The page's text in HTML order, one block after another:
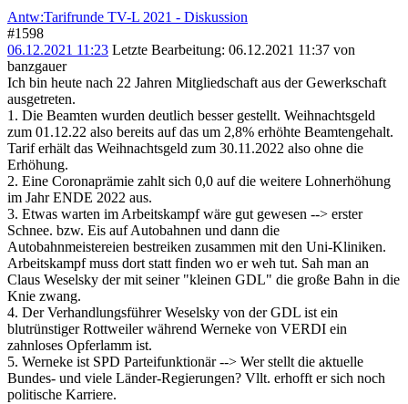
Antw:Tarifrunde TV-L 2021 - Diskussion
#1598
06.12.2021 11:23 Letzte Bearbeitung: 06.12.2021 11:37 von
banzgauer
Ich bin heute nach 22 Jahren Mitgliedschaft aus der Gewerkschaft
ausgetreten.
1. Die Beamten wurden deutlich besser gestellt. Weihnachtsgeld
zum 01.12.22 also bereits auf das um 2,8% erhöhte Beamtengehalt.
Tarif erhält das Weihnachtsgeld zum 30.11.2022 also ohne die
Erhöhung.
2. Eine Coronaprämie zahlt sich 0,0 auf die weitere Lohnerhöhung
im Jahr ENDE 2022 aus.
3. Etwas warten im Arbeitskampf wäre gut gewesen --> erster
Schnee. bzw. Eis auf Autobahnen und dann die
Autobahnmeistereien bestreiken zusammen mit den Uni-Kliniken.
Arbeitskampf muss dort statt finden wo er weh tut. Sah man an
Claus Weselsky der mit seiner "kleinen GDL" die große Bahn in die
Knie zwang.
4. Der Verhandlungsführer Weselsky von der GDL ist ein
blutrünstiger Rottweiler während Werneke von VERDI ein
zahnloses Opferlamm ist.
5. Werneke ist SPD Parteifunktionär --> Wer stellt die aktuelle
Bundes- und viele Länder-Regierungen? Vllt. erhofft er sich noch
politische Karriere.